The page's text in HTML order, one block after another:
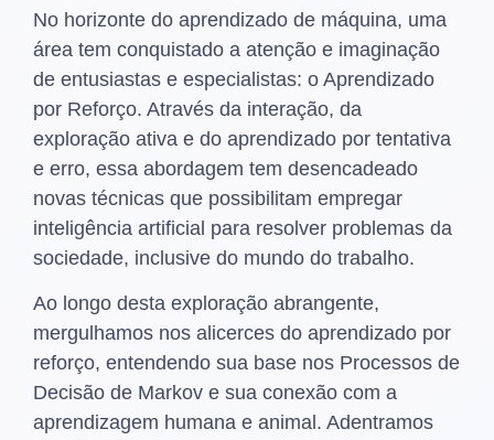
No horizonte do aprendizado de máquina, uma
área tem conquistado a atenção e imaginação
de entusiastas e especialistas: o Aprendizado
por Reforço. Através da interação, da
exploração ativa e do aprendizado por tentativa
e erro, essa abordagem tem desencadeado
novas técnicas que possibilitam empregar
inteligência artificial para resolver problemas da
sociedade, inclusive do mundo do trabalho.
Ao longo desta exploração abrangente,
mergulhamos nos alicerces do aprendizado por
reforço, entendendo sua base nos Processos de
Decisão de Markov e sua conexão com a
aprendizagem humana e animal. Adentramos